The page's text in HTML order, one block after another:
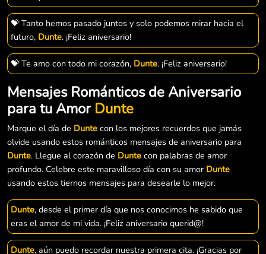
💝 Tanto hemos pasado juntos y solo podemos mirar hacia el
futuro, Dunte. ¡Feliz aniversario!
💝 Te amo con todo mi corazón, Dunte. ¡Feliz aniversario!
Mensajes Románticos de Aniversario
para tu Amor Dunte
Marque el día de Dunte con los mejores recuerdos que jamás
olvide usando estos románticos mensajes de aniversario para
Dunte. Llegue al corazón de Dunte con palabras de amor
profundo. Celebre este maravilloso día con su amor Dunte
usando estos tiernos mensajes para desearle lo mejor.
Dunte, desde el primer día que nos conocimos he sabido que
eras el amor de mi vida. ¡Feliz aniversario querid@!
Dunte, aún puedo recordar nuestra primera cita. ¡Gracias por